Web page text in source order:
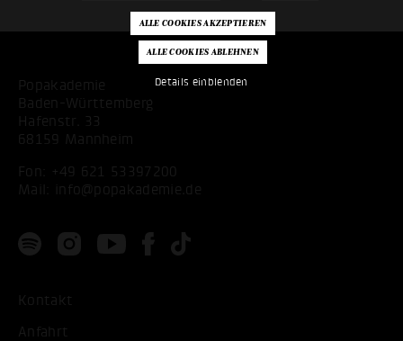
Details einblenden
Popakademie
Baden-Württemberg
Hafenstr. 33
68159 Mannheim
Fon:
+49 621 53397200
Mail:
info@popakademie.de
Kontakt
Anfahrt